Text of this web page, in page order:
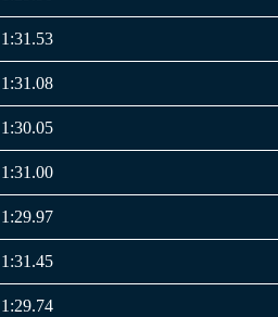
1:31.53
1:31.08
1:30.05
1:31.00
1:29.97
1:31.45
1:29.74